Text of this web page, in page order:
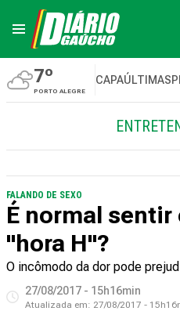
7º
PORTO ALEGRE
CAPAÚLTIMAS
FALANDO DE SEXO
É normal
"hora H"?
O incômodo da dor pode
27/08/2017 - 15h16min
Atualizada em: 27/08/2017 -